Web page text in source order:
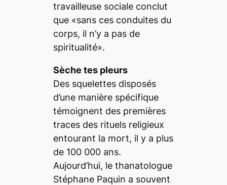
travailleuse sociale conclut
que «sans ces conduites du
corps, il n’y a pas de
spiritualité».
Sèche tes pleurs
Des squelettes disposés
d’une manière spécifique
témoignent des premières
traces des rituels religieux
entourant la mort, il y a plus
de 100 000 ans.
Aujourd’hui, le thanatologue
Stéphane Paquin a souvent